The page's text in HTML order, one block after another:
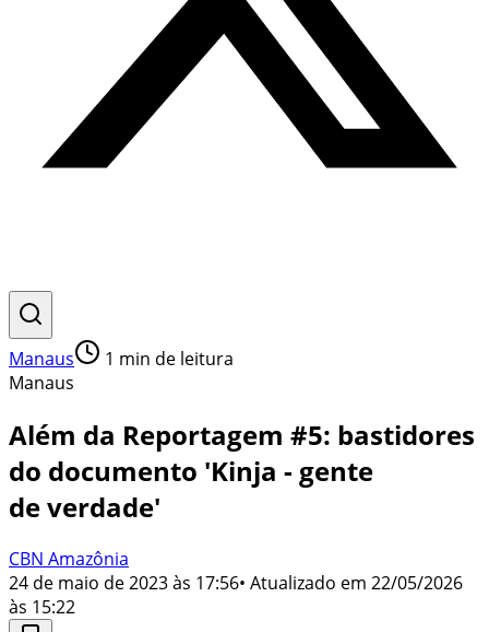
Manaus 1 min de leitura
Manaus
Além da Reportagem #5: bastidores
do documento 'Kinja - gente
de verdade'
CBN Amazônia
24 de maio de 2023 às 17:56• Atualizado em 22/05/2026
às 15:22